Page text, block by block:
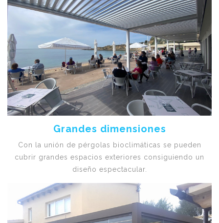
Grandes dimensiones
Con la unión de pérgolas bioclimáticas se pueden
cubrir grandes espacios exteriores consiguiendo un
diseño espectacular.